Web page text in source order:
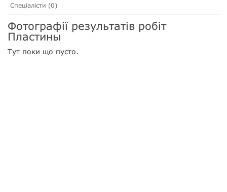
Спеціалісти (0)
Фотографії результатів робіт
Пластины
Тут поки що пусто.